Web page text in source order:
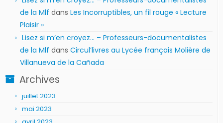
de la Mlf dans Les Incorruptibles, un fil rouge « Lecture
Plaisir »
Lisez si m’en croyez… – Professeurs-documentalistes
de la Mlf dans Circul’livres au Lycée français Molière de
Villanueva de la Cañada
Archives
juillet 2023
mai 2023